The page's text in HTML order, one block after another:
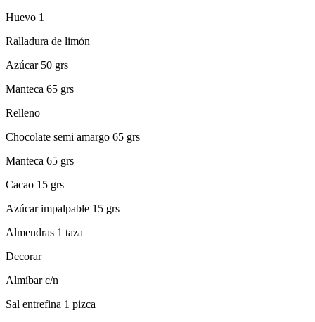
Huevo 1
Ralladura de limón
Azúcar 50 grs
Manteca 65 grs
Relleno
Chocolate semi amargo 65 grs
Manteca 65 grs
Cacao 15 grs
Azúcar impalpable 15 grs
Almendras 1 taza
Decorar
Almíbar c/n
Sal entrefina 1 pizca